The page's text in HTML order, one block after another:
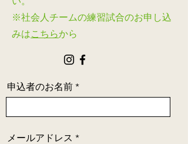
​※社会人チームの練習試合のお申し込
みはこちらから
申込者のお名前
メールアドレス